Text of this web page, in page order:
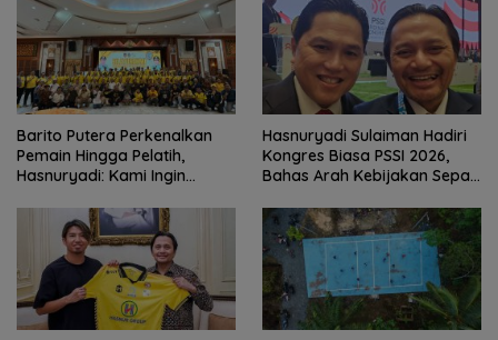
Barito Putera Perkenalkan
Pemain Hingga Pelatih,
Hasnuryadi: Kami Ingin
Hasnuryadi Sulaiman Hadiri
Kongres Biasa PSSI 2026,
Bahas Arah Kebijakan Sepak